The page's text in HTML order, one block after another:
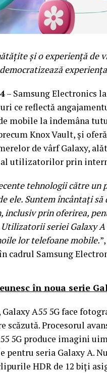
și o experiență de
– Samsung Electronics
ce reflectă
mobile la îndemâna
Knox Vault, și
de vârf Galaxy,
al utilizatorilor prin
tehnologii către
ele. Suntem încântați
inclusiv prin oferirea,
seriei Galaxy
lor telefoane mobile.
cadrul Samsung
în noua serie
A55 5G face
Procesorul
5G produce imagini
pentru seria Galaxy A.
HDR de 12 biți